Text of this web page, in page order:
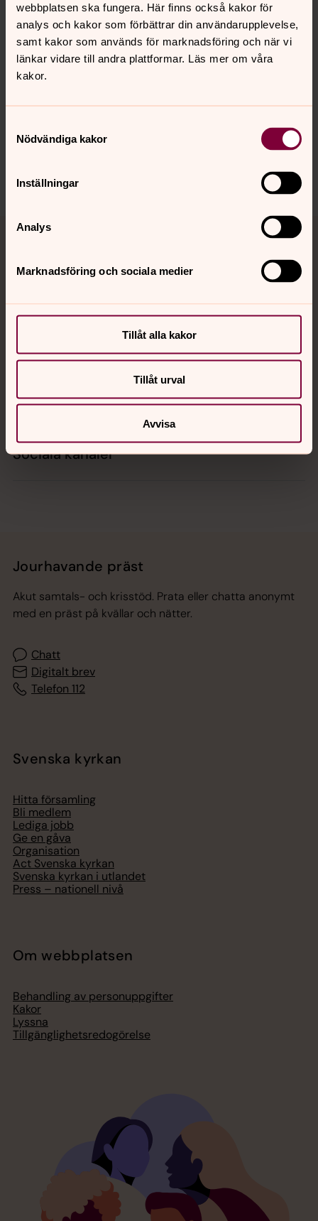
webbplatsen ska fungera. Här finns också kakor för
analys och kakor som förbättrar din användarupplevelse,
samt kakor som används för marknadsföring och när vi
länkar vidare till andra plattformar. Läs mer om våra
kakor.
Nödvändiga kakor
Inställningar
Analys
Marknadsföring och sociala medier
Tillåt alla kakor
Tillåt urval
Avvisa
Gå gärna in och lyssna.
Ljudguide Jämshögs kyrka
innehåll?
Tillbaka till toppen
Tillbaka till innehållet
Kalender
Hitta snabbt
Sociala kanaler
Jourhavande präst
Akut samtals- och krisstöd. Prata eller chatta anonymt
med en präst på kvällar och nätter.
Chatt
Digitalt brev
Telefon 112
Svenska kyrkan
Hitta församling
Bli medlem
Lediga jobb
Ge en gåva
Organisation
Act Svenska kyrkan
Svenska kyrkan i utlandet
Press – nationell nivå
Om webbplatsen
Behandling av personuppgifter
Kakor
Lyssna
Tillgänglighetsredogörelse